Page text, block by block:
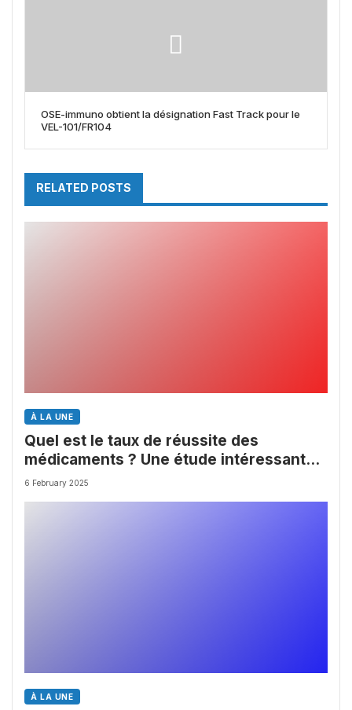
OSE-immuno obtient la désignation Fast Track pour le
VEL-101/FR104
RELATED POSTS
À LA UNE
Quel est le taux de réussite des
médicaments ? Une étude intéressante
chez les Big Pharmas
6 February 2025
À LA UNE